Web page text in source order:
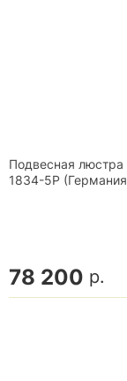
Подвесная люстра
1834-5P
78 200 р.